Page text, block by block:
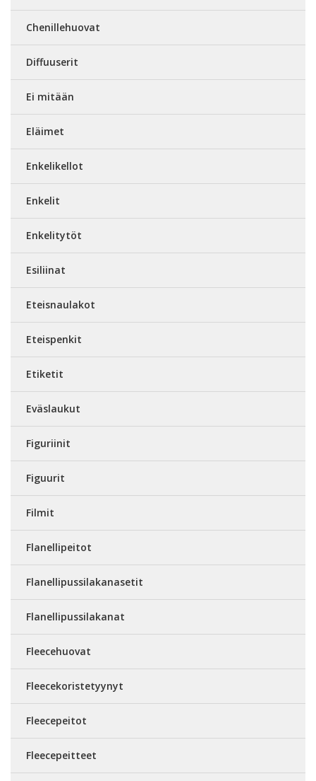
Chenillehuovat
Diffuuserit
Ei mitään
Eläimet
Enkelikellot
Enkelit
Enkelitytöt
Esiliinat
Eteisnaulakot
Eteispenkit
Etiketit
Eväslaukut
Figuriinit
Figuurit
Filmit
Flanellipeitot
Flanellipussilakanasetit
Flanellipussilakanat
Fleecehuovat
Fleecekoristetyynyt
Fleecepeitot
Fleecepeitteet